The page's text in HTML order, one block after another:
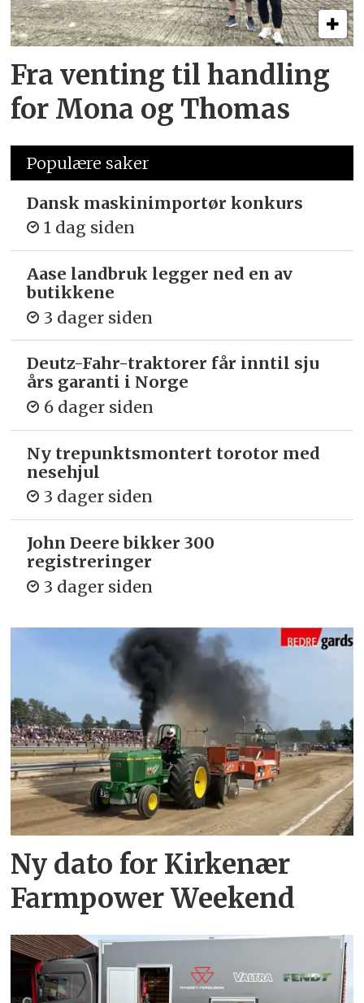
Fra venting til handling
for Mona og Thomas
Populære saker
Dansk maskinimportør konkurs
1 dag siden
Aase landbruk legger ned en av
butikkene
3 dager siden
Deutz-Fahr-traktorer får inntil sju
års garanti i Norge
6 dager siden
Ny trepunkts­montert torotor med
nesehjul
3 dager siden
John Deere bikker 300
registreringer
3 dager siden
Ny dato for Kirkenær
Farmpower Weekend